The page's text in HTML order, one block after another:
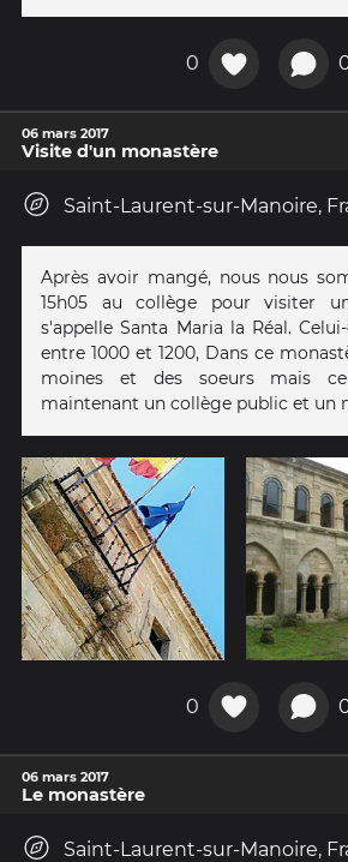
0
06 mars 2017
Visite d'un monastère
Saint-Laurent-sur-Manoire,
Après avoir mangé, nous nous
15h05 au collège pour visiter
s'appelle Santa Maria la Réal.
entre 1000 et 1200, Dans ce
moines et des soeurs mais
maintenant un collège public et un
0
06 mars 2017
Le monastère
Saint-Laurent-sur-Manoire,